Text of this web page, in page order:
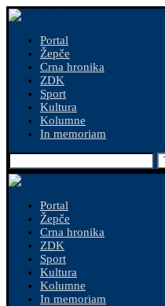
Portal
Žepče
Crna hronika
ZDK
Sport
Kultura
Kolumne
In memoriam
Portal
Žepče
Crna hronika
ZDK
Sport
Kultura
Kolumne
In memoriam